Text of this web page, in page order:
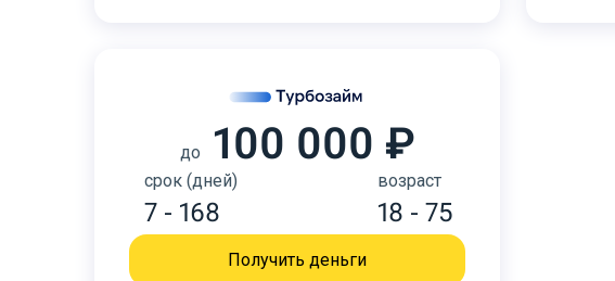
до 100 000 ₽
срок (дней)
7 - 168
возраст
18 - 75
Получить деньги